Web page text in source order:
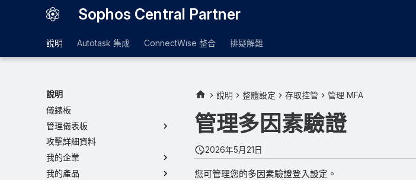
Sophos Central Partner
說明 Autotask 集成 ConnectWise 整合 排疑解難
說明
儀錶板
管理儀表板
攻擊詳細資料
我的企業
我的產品
說明 整體設定 存取控管 管理 MFA
管理多因素驗證
2026年5月21日
您可管理您的多因素驗證登入設定。